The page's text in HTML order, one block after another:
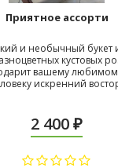
Приятное ассорти
и необычный букет
кустовых
вашему
искренний
2 400₽